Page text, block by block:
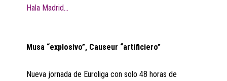
Hala Madrid…
Musa “explosivo”, Causeur “artificiero”
Nueva jornada de Euroliga con solo 48 horas de